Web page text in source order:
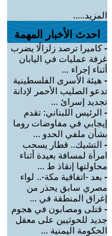
المزيد.....
احدث الأخبار المهمة
-كاميرا ترصد زلزالًا يضرب
غرفة عمليات في اليابان
أثناء إجراء ...
- هيئة الأسرى الفلسطينية
تدعو الصليب الأحمر لإدانة
تجديد إسرائ ...
- الرئيس اللبناني: تقدم
إيجابي في مفاوضات روما
بشأن ملفي الحدو ...
- التشيك.. قطار يسحب
امرأة لمسافة بعيدة أثناء
محاولتها إنقاذ ط ...
- بعد -اتفاقية مكة-.. لواء
مصري سابق يحذر من
إغراق المنطقة في ...
- قتلى ومصابون في هجوم
جديد للحوثيين على معقل
الحكومة اليمنية ...